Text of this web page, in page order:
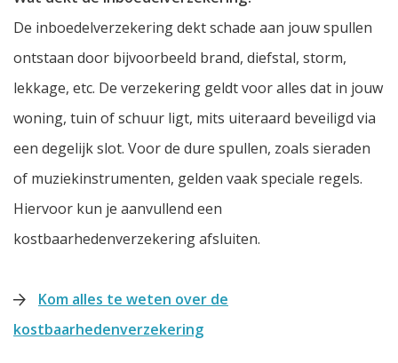
De inboedelverzekering dekt schade aan jouw spullen
ontstaan door bijvoorbeeld brand, diefstal, storm,
lekkage, etc. De verzekering geldt voor alles dat in jouw
woning, tuin of schuur ligt, mits uiteraard beveiligd via
een degelijk slot. Voor de dure spullen, zoals sieraden
of muziekinstrumenten, gelden vaak speciale regels.
Hiervoor kun je aanvullend een
kostbaarhedenverzekering afsluiten.
Kom alles te weten over de
kostbaarhedenverzekering